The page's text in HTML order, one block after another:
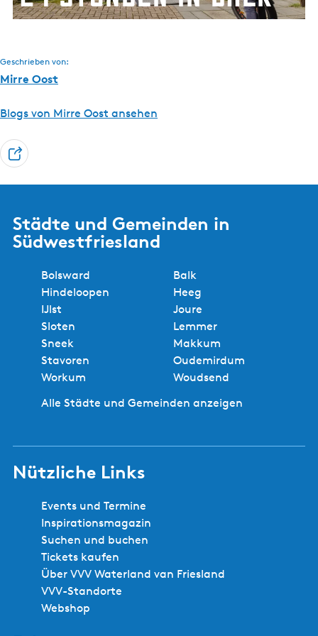
n
t
e
n
B
l
Geschrieben von:
Mirre Oost
Blogs von Mirre Oost ansehen
T
e
n
Städte und Gemeinden in
Südwestfriesland
Bolsward
Balk
Hindeloopen
Heeg
IJlst
Joure
Sloten
Lemmer
Sneek
Makkum
Stavoren
Oudemirdum
Workum
Woudsend
Alle Städte und Gemeinden anzeigen
Nützliche Links
Events und Termine
Inspirationsmagazin
Suchen und buchen
Tickets kaufen
Über VVV Waterland van Friesland
VVV-Standorte
Webshop